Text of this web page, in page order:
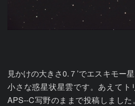
見かけの大きさ0.７’でエスキモー
小さな惑星状星雲です。あえてト
APS--C写野のままで投稿しまし